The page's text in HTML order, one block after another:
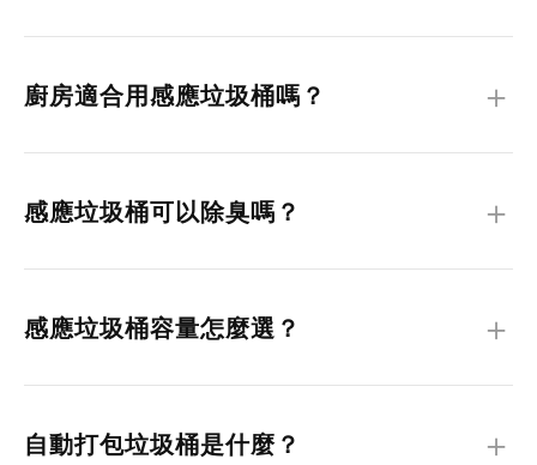
目前感應垃圾桶技術已相當成熟， 正常使用下穩定性高。 建
廚房適合用感應垃圾桶嗎？ ＋
非常適合。 廚房是垃圾產生最多且最容易有異味的空間， 感
感應垃圾桶可以除臭嗎？ ＋
部分高階感應垃圾桶具備除臭或臭氧殺菌功能， 可降低異味與
感應垃圾桶容量怎麼選？ ＋
10L適合廁所或房間， 20L適合單人或小家庭， 30L以上則較
自動打包垃圾桶是什麼？ ＋